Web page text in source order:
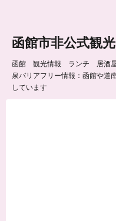
函館市非公式観
函館 観光情報 ランチ 居酒
泉バリアフリー情報：函館や道
しています